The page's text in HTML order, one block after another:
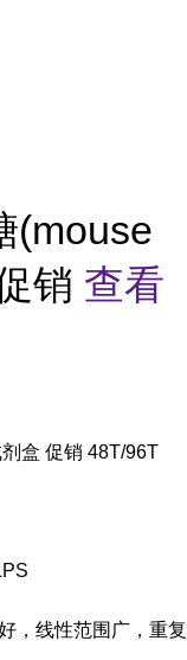
(mouse
销 查看
盒 促销 48T/96T
，线性范围广，重复